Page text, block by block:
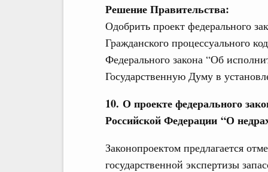
Решение Правительства:
Одобрить проект федерального
Гражданского процессуального
Федерального закона “Об
Государственную Думу в
10. О проекте федерального
Российской Федерации “О
Законопроектом предлагается
государственной экспертизы